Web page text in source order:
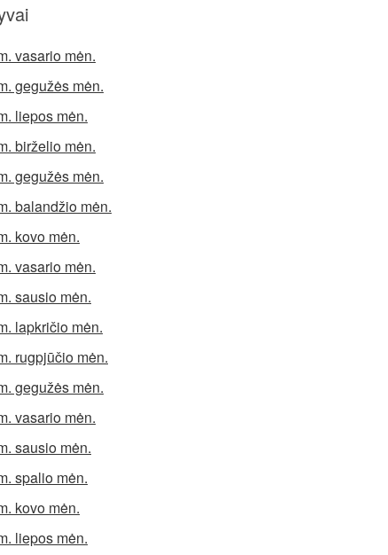
vasario mėn.
gegužės mėn.
liepos mėn.
birželio mėn.
gegužės mėn.
balandžio mėn.
kovo mėn.
vasario mėn.
sausio mėn.
lapkričio mėn.
rugpjūčio mėn.
gegužės mėn.
vasario mėn.
sausio mėn.
spalio mėn.
kovo mėn.
liepos mėn.